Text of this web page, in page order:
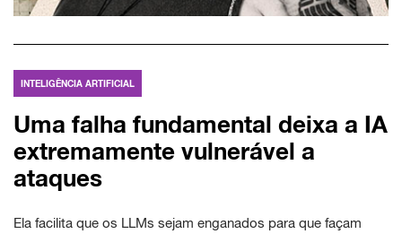
INTELIGÊNCIA ARTIFICIAL
Uma falha fundamental deixa a IA
extremamente vulnerável a
ataques
Ela facilita que os LLMs sejam enganados para que façam